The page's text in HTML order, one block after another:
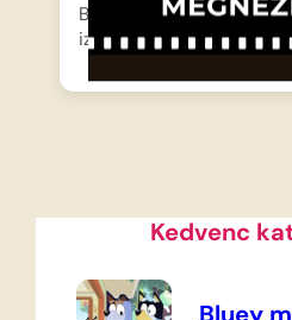
Bing, a kíváncsi fekete
izgalmas, ám
Kedvenc
Bluey